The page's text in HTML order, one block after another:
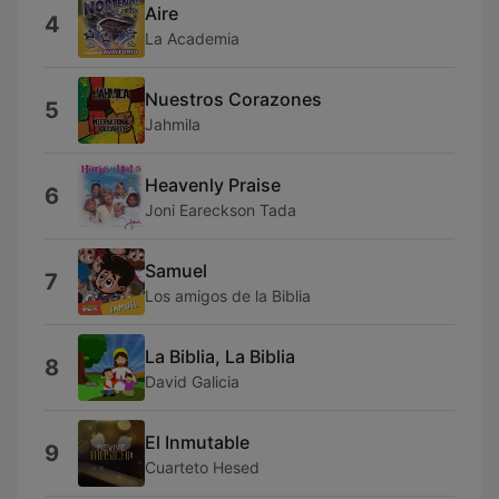
4 Aire
La Academia
5 Nuestros Corazones
Jahmila
6 Heavenly Praise
Joni Eareckson Tada
7 Samuel
Los amigos de la Biblia
8 La Biblia, La Biblia
David Galicia
9 El Inmutable
Cuarteto Hesed